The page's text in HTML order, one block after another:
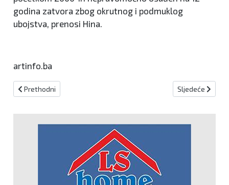
godina zatvora zbog okrutnog i podmuklog
ubojstva, prenosi Hina.
artinfo.ba
Prethodni članak: Tragedija u Kiseljaku: Muškarac pucao u dvije
Prethodni Sljedeći članak:
Sljedeće